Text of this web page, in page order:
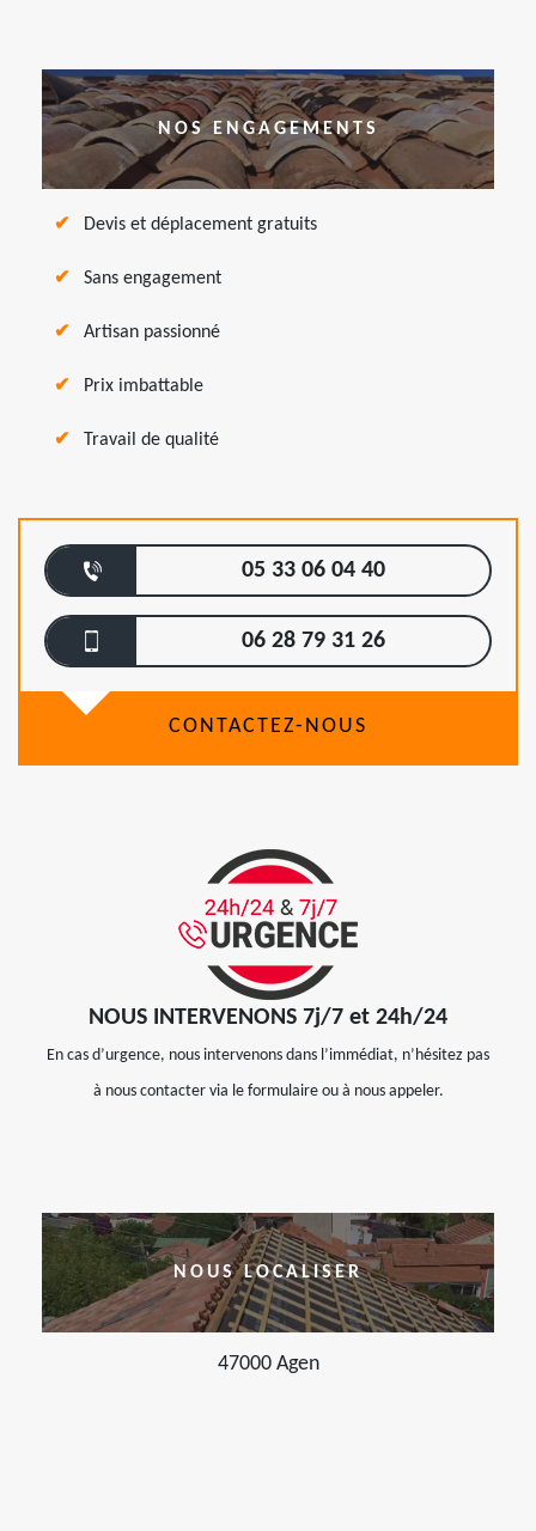
NOS ENGAGEMENTS
Devis et déplacement gratuits
Sans engagement
Artisan passionné
Prix imbattable
Travail de qualité
05 33 06 04 40
06 28 79 31 26
CONTACTEZ-NOUS
NOUS INTERVENONS 7j/7 et 24h/24
En cas d’urgence, nous intervenons dans l’immédiat, n’hésitez pas
à nous contacter via le formulaire ou à nous appeler.
NOUS LOCALISER
47000 Agen